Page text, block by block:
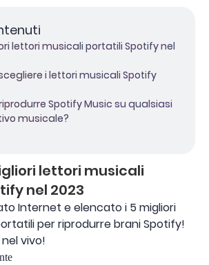
lettori musicali portatili Spotify nel
i lettori musicali Spotify
Spotify Music su qualsiasi
musicale?
lettori musicali
nel 2023
Internet e elencato i 5 migliori
per riprodurre brani Spotify!
vivo!